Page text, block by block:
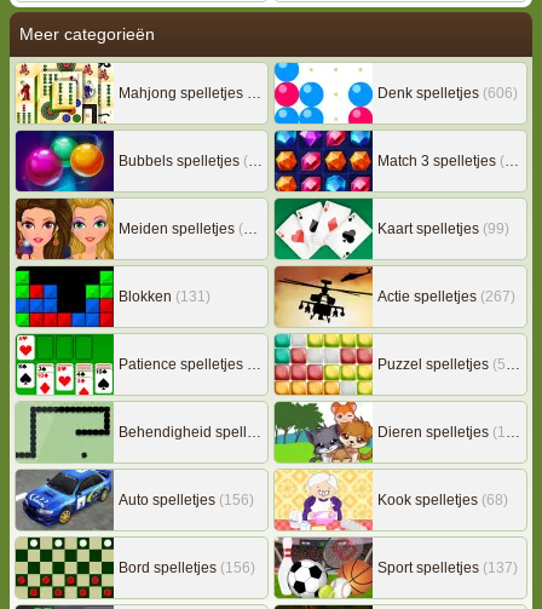
Meer categorieën
Mahjong spelletjes
(133) Denk spelletjes (606)
Bubbels spelletjes (78) Match 3 spelletjes (163)
Meiden spelletjes (239) Kaart spelletjes (99)
Blokken (131) Actie spelletjes (267)
Patience spelletjes
(92) Puzzel spelletjes (507)
Behendigheid spelletjes (506) Dieren spelletjes (149)
Auto spelletjes (156) Kook spelletjes (68)
Bord spelletjes (156) Sport spelletjes (137)